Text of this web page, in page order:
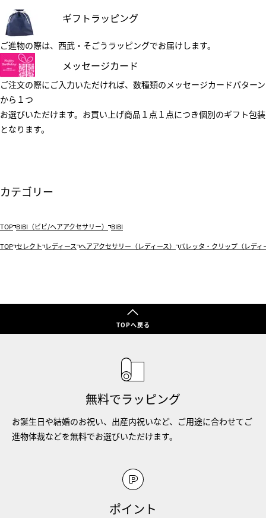
ギフトラッピング
ご進物の際は、西武・そごうラッピングでお届けします。
メッセージカード
ご注文の際にご入力いただければ、数種類のメッセージカードパターン
から１つ
お選びいただけます。お買い上げ商品１点１点につき個別のギフト包装
となります。
カテゴリー
TOP BIBI（ビビ/ヘアアクセサリー） BIBI
TOP セレクト レディース ヘアアクセサリー（レディース） バレッタ・クリップ（レディ
TOPへ戻る
無料でラッピング
お誕生日や結婚のお祝い、出産内祝いなど、ご用途に合わせてご
進物体裁などを無料でお選びいただけます。
ポイント